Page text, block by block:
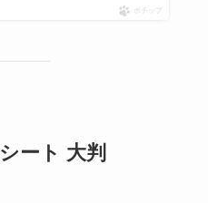
ポチップ
ート 大判